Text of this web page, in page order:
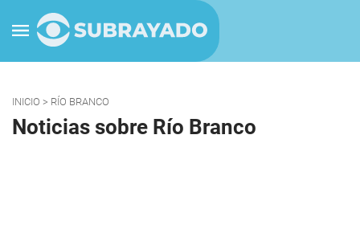
INICIO > RÍO BRANCO
Noticias sobre Río Branco